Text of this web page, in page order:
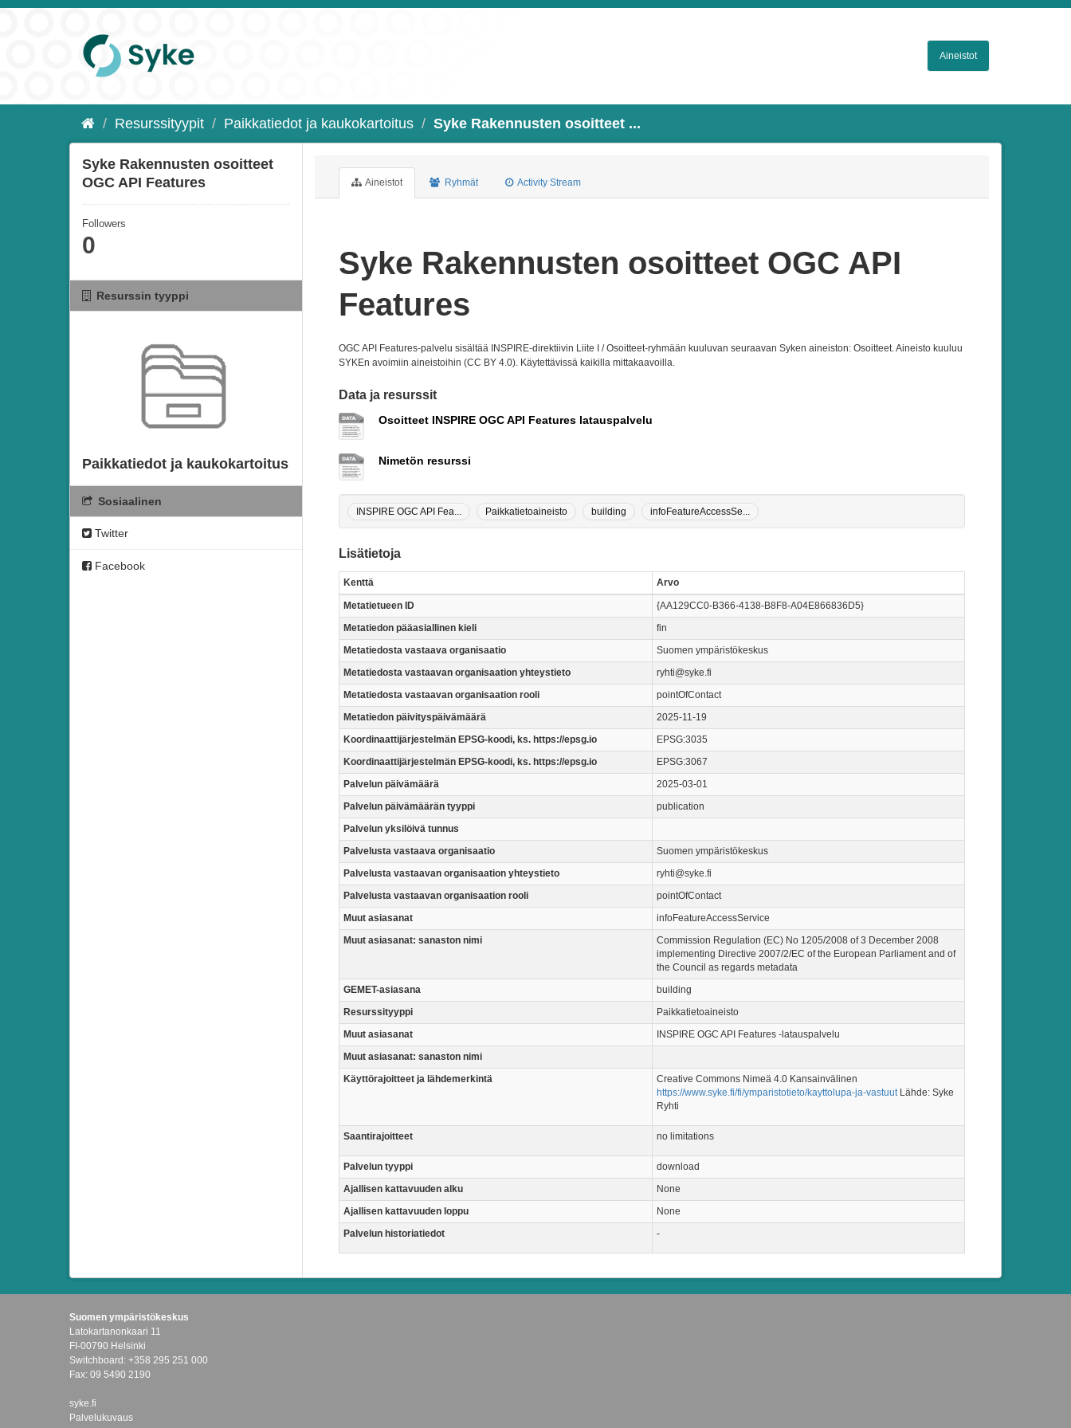
Aineistot
Resurssityypit Paikkatiedot ja kaukokartoitus Syke Rakennusten osoitteet ...
Syke Rakennusten osoitteet
OGC API Features
Followers
0
Resurssin tyyppi
Paikkatiedot ja kaukokartoitus
Sosiaalinen
Twitter
Facebook
Aineistot Ryhmät Activity Stream
Syke Rakennusten osoitteet OGC API
Features
OGC API Features-palvelu sisältää INSPIRE-direktiivin Liite I / Osoitteet-ryhmään kuuluvan seuraavan Syken aineiston: Osoitteet. Aineisto kuuluu
SYKEn avoimiin aineistoihin (CC BY 4.0). Käytettävissä kaikilla mittakaavoilla.
Data ja resurssit
Osoitteet INSPIRE OGC API Features latauspalvelu
Nimetön resurssi
INSPIRE OGC API Fea... Paikkatietoaineisto building infoFeatureAccessSe...
Lisätietoja
Kenttä Arvo
Metatietueen ID
{AA129CC0-B366-4138-B8F8-A04E866836D5}
Metatiedon pääasiallinen kieli
fin
Metatiedosta vastaava organisaatio
Suomen ympäristökeskus
Metatiedosta vastaavan organisaation yhteystieto
ryhti@syke.fi
Metatiedosta vastaavan organisaation rooli
pointOfContact
Metatiedon päivityspäivämäärä
2025-11-19
Koordinaattijärjestelmän EPSG-koodi, ks. https://epsg.io
EPSG:3035
Koordinaattijärjestelmän EPSG-koodi, ks. https://epsg.io
EPSG:3067
Palvelun päivämäärä
2025-03-01
Palvelun päivämäärän tyyppi
publication
Palvelun yksilöivä tunnus
Palvelusta vastaava organisaatio
Suomen ympäristökeskus
Palvelusta vastaavan organisaation yhteystieto
ryhti@syke.fi
Palvelusta vastaavan organisaation rooli
pointOfContact
Muut asiasanat
infoFeatureAccessService
Muut asiasanat: sanaston nimi
Commission Regulation (EC) No 1205/2008 of 3 December 2008
implementing Directive 2007/2/EC of the European Parliament and of
the Council as regards metadata
GEMET-asiasana
building
Resurssityyppi
Paikkatietoaineisto
Muut asiasanat
INSPIRE OGC API Features -latauspalvelu
Muut asiasanat: sanaston nimi
Käyttörajoitteet ja lähdemerkintä
Creative Commons Nimeä 4.0 Kansainvälinen
https://www.syke.fi/fi/ymparistotieto/kayttolupa-ja-vastuutLähde: Syke
Ryhti
Saantirajoitteet no limitations
Palvelun tyyppi
download
Ajallisen kattavuuden alku
None
Ajallisen kattavuuden loppu
None
Palvelun historiatiedot
-
Suomen ympäristökeskus
Latokartanonkaari 11
FI-00790 Helsinki
Switchboard: +358 295 251 000
Fax: 09 5490 2190
syke.fi
Palvelukuvaus